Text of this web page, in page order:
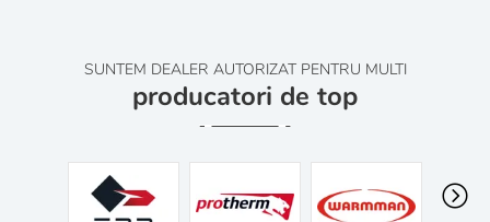
SUNTEM DEALER AUTORIZAT PENTRU MULTI
producatori de top